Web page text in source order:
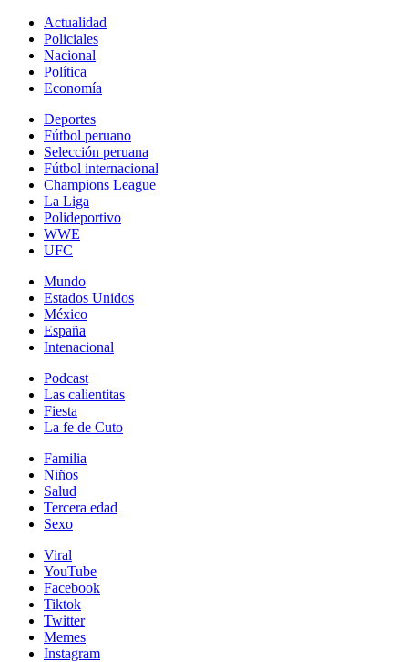
Actualidad
Policiales
Nacional
Política
Economía
Deportes
Fútbol peruano
Selección peruana
Fútbol internacional
Champions League
La Liga
Polideportivo
WWE
UFC
Mundo
Estados Unidos
México
España
Intenacional
Podcast
Las calientitas
Fiesta
La fe de Cuto
Familia
Niños
Salud
Tercera edad
Sexo
Viral
YouTube
Facebook
Tiktok
Twitter
Memes
Instagram